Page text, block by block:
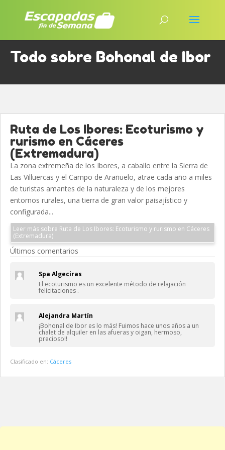
Todo sobre Bohonal de Ibor
Ruta de Los Ibores: Ecoturismo y
rurismo en Cáceres
(Extremadura)
La zona extremeña de los Ibores, a caballo entre la Sierra de
Las Villuercas y el Campo de Arañuelo, atrae cada año a miles
de turistas amantes de la naturaleza y de los mejores
entornos rurales, una tierra de gran valor paisajístico y
configurada...
Leer más sobre Ruta de Los Ibores: Ecoturismo y rurismo en Cáceres
(Extremadura)
Últimos comentarios
Spa Algeciras
El ecoturismo es un excelente método de relajación
felicitaciones .
Alejandra Martín
¡Bohonal de Ibor es lo más! Fuimos hace unos años a un
chalet de alquiler en las afueras y oigan, hermoso,
precioso!!
Clasificado en: Cáceres